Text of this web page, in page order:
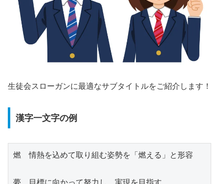
生徒会スローガンに最適なサブタイトルをご紹介します！
漢字一文字の例
燃　情熱を込めて取り組む姿勢を「燃える」と形容
夢　目標に向かって努力し、実現を目指す